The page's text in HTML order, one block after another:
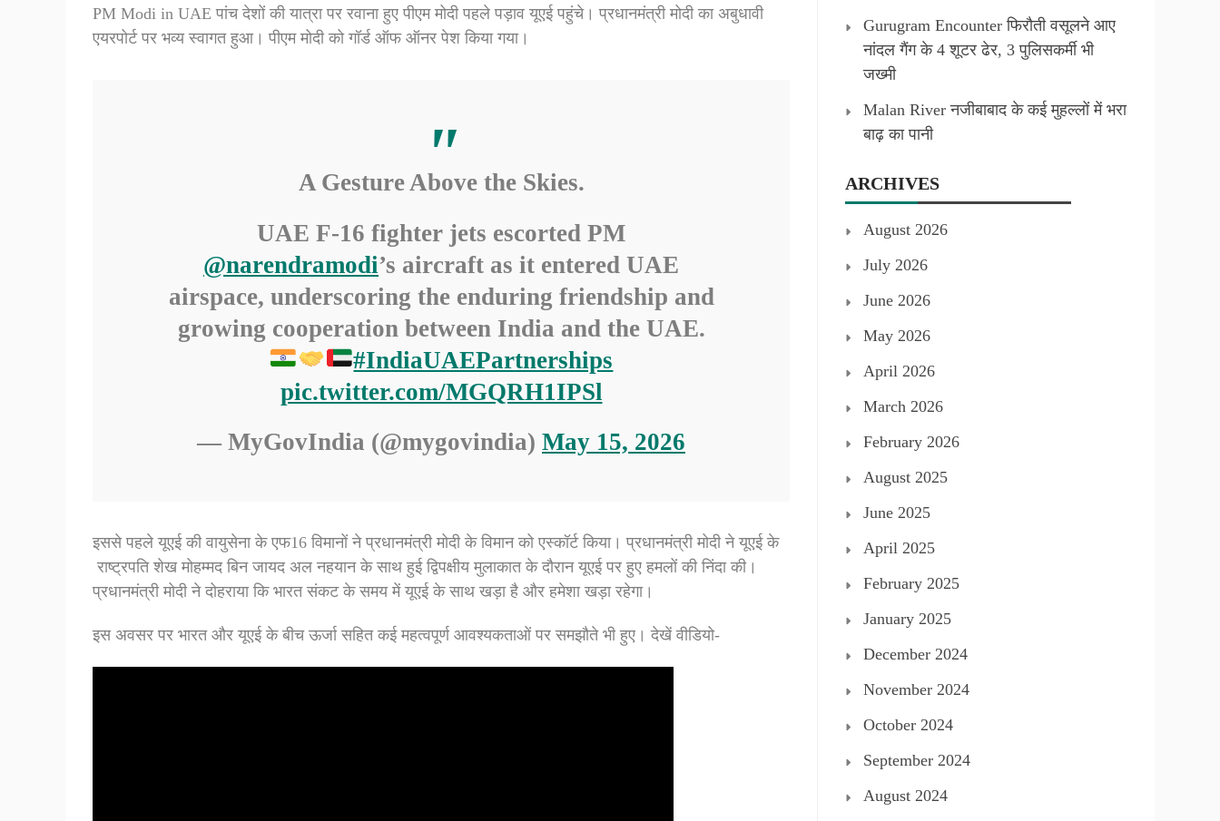
PM Modi in UAE पांच देशों की यात्रा पर रवाना हुए पीएम मोदी पहले पड़ाव यूएई पहुंचे। प्रधानमंत्री मोदी का अबुधावी
एयरपोर्ट पर भव्य स्वागत हुआ। पीएम मोदी को गॉर्ड ऑफ ऑनर पेश किया गया।
A Gesture Above the Skies.
UAE F-16 fighter jets escorted PM
@narendramodi’s aircraft as it entered UAE
airspace, underscoring the enduring friendship and
growing cooperation between India and the UAE.
#IndiaUAEPartnerships
pic.twitter.com/MGQRH1IPSl
— MyGovIndia (@mygovindia) May 15, 2026
इससे पहले यूएई की वायुसेना के एफ16 विमानों ने प्रधानमंत्री मोदी के विमान को एस्कॉर्ट किया। प्रधानमंत्री मोदी ने यूएई के
राष्ट्रपति शेख मोहम्मद बिन जायद अल नहयान के साथ हुई द्विपक्षीय मुलाकात के दौरान यूएई पर हुए हमलों की निंदा की।
प्रधानमंत्री मोदी ने दोहराया कि भारत संकट के समय में यूएई के साथ खड़ा है और हमेशा खड़ा रहेगा।
इस अवसर पर भारत और यूएई के बीच ऊर्जा सहित कई महत्वपूर्ण आवश्यकताओं पर समझौते भी हुए। देखें वीडियो-
Gurugram Encounter फिरौती वसूलने आए
नांदल गैंग के 4 शूटर ढेर, 3 पुलिसकर्मी भी
जख्मी
Malan River नजीबाबाद के कई मुहल्लों में भरा
बाढ़ का पानी
ARCHIVES
August 2026
July 2026
June 2026
May 2026
April 2026
March 2026
February 2026
August 2025
June 2025
April 2025
February 2025
January 2025
December 2024
November 2024
October 2024
September 2024
August 2024